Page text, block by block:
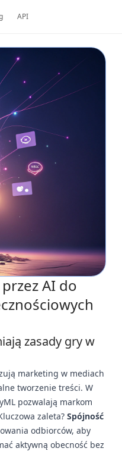
API
AI do
zasady gry w
marketing w mediach
tworzenie treści. W
pozwalają markom
zaleta? Spójność
odbiorców, aby
aktywną obecność bez